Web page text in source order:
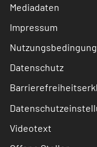
Mediadaten
Impressum
Datenschutz
Videotext